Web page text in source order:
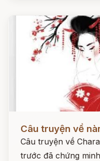
Câu truyện về
Câu truyện về
trước đã chứng